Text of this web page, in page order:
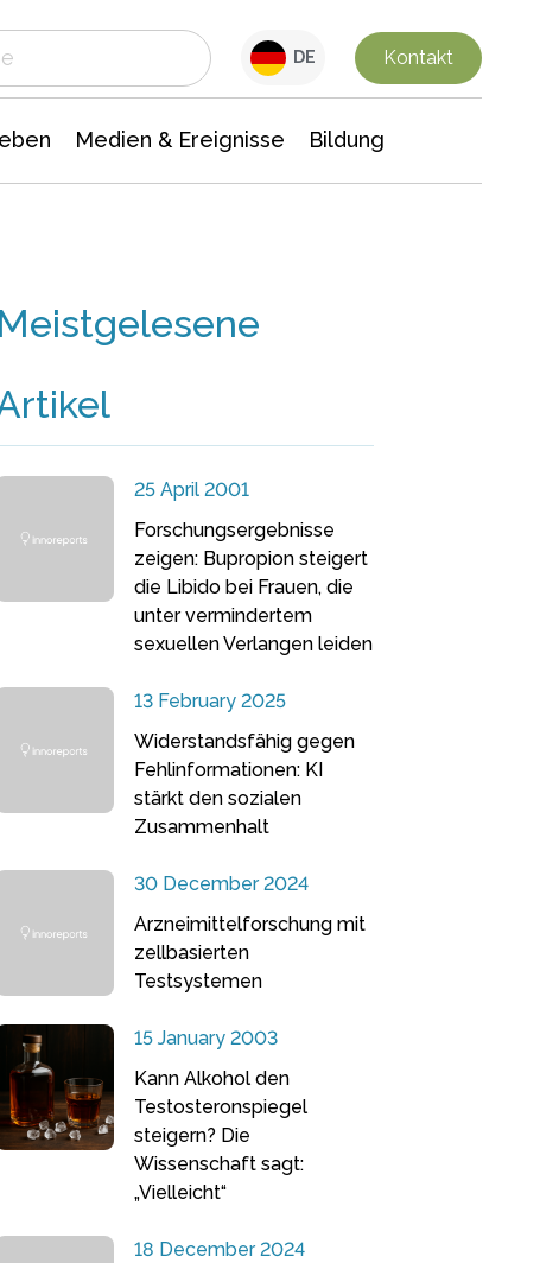
DE Kontakt
Medien & Ereignisse Bildung
Meistgelesene
25 April 2001
Forschungsergebnisse
zeigen: Bupropion steigert
die Libido bei Frauen, die
unter vermindertem
sexuellen Verlangen leiden
13 February 2025
Widerstandsfähig gegen
Fehlinformationen: KI
stärkt den sozialen
Zusammenhalt
30 December 2024
Arzneimittelforschung mit
zellbasierten
Testsystemen
15 January 2003
Kann Alkohol den
Testosteronspiegel
steigern? Die
Wissenschaft sagt:
„Vielleicht“
18 December 2024